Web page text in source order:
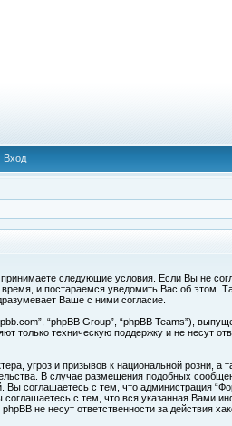
Вход
следующие условия. Если Вы не
и постараемся уведомить Вас об этом.
Ваше с ними согласие.
“phpBB Group”, “phpBB Teams”),
только техническую поддержку и не несут
угроз и призывов к национальной розни,
В случае размещения подобных
соглашаетесь с тем, что администрация
с тем, что вся указанная Вами
не несут ответственности за действия